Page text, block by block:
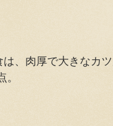
、肉厚で大きなカ